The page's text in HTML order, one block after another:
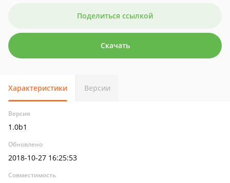
Поделиться ссылкой
Скачать
Характеристики Версии
Версия
1.0b1
Обновлено
2018-10-27 16:25:53
Совместимость